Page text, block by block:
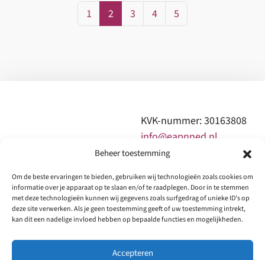
Beheer toestemming
Om de beste ervaringen te bieden, gebruiken wij technologieën zoals cookies om
informatie over je apparaat op te slaan en/of te raadplegen. Door in te stemmen
met deze technologieën kunnen wij gegevens zoals surfgedrag of unieke ID's op
deze site verwerken. Als je geen toestemming geeft of uw toestemming intrekt,
kan dit een nadelige invloed hebben op bepaalde functies en mogelijkheden.
Accepteren
Page navigation Page
1 Current Page
2 Page
3 Page
4 Page
5
KVK-nummer: 30163808
info@eapnned.nl
0644173250
Home Wie we zijn Onze expertise
Producten
Netwerk lid of Donatie
Contact
Nieuwsbrief